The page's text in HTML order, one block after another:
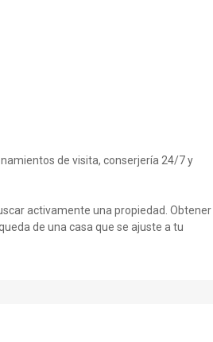
de visita, conserjería 24/7 y
activamente una propiedad. Obtener
de una casa que se ajuste a tu